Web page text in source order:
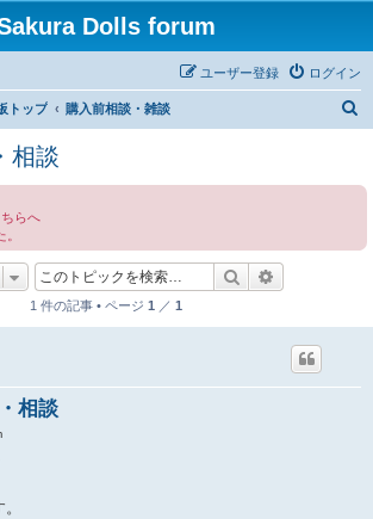
Dolls forum
ログイン
ユーザー登録
トップ 購入前相談・雑談
相談
らへ
検索
1 件の記事 • ページ 1 ／ 1
相談